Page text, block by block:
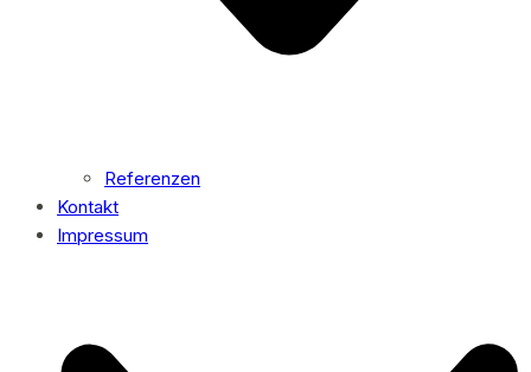
Referenzen
Kontakt
Impressum